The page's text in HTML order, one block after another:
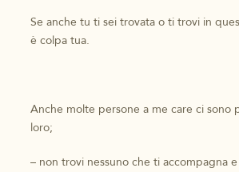
Se anche tu ti sei trovata o ti trovi in
è colpa tua.
Anche molte persone a me care ci sono
loro;
– non trovi nessuno che ti accompagna